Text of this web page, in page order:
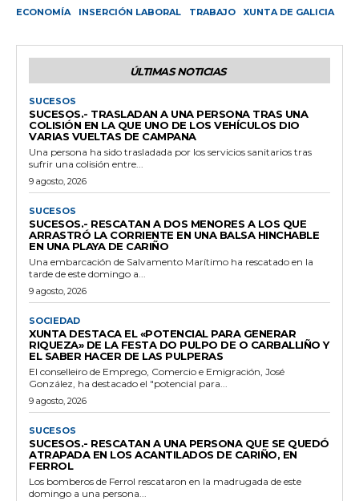
ECONOMÍA INSERCIÓN LABORAL TRABAJO XUNTA DE GALICIA
ÚLTIMAS NOTICIAS
SUCESOS
SUCESOS.- TRASLADAN A UNA PERSONA TRAS UNA
COLISIÓN EN LA QUE UNO DE LOS VEHÍCULOS DIO
VARIAS VUELTAS DE CAMPANA
Una persona ha sido trasladada por los servicios sanitarios tras
sufrir una colisión entre...
9 agosto, 2026
SUCESOS
SUCESOS.- RESCATAN A DOS MENORES A LOS QUE
ARRASTRÓ LA CORRIENTE EN UNA BALSA HINCHABLE
EN UNA PLAYA DE CARIÑO
Una embarcación de Salvamento Marítimo ha rescatado en la
tarde de este domingo a...
9 agosto, 2026
SOCIEDAD
XUNTA DESTACA EL «POTENCIAL PARA GENERAR
RIQUEZA» DE LA FESTA DO PULPO DE O CARBALLIÑO Y
EL SABER HACER DE LAS PULPERAS
El conselleiro de Emprego, Comercio e Emigración, José
González, ha destacado el "potencial para...
9 agosto, 2026
SUCESOS
SUCESOS.- RESCATAN A UNA PERSONA QUE SE QUEDÓ
ATRAPADA EN LOS ACANTILADOS DE CARIÑO, EN
FERROL
Los bomberos de Ferrol rescataron en la madrugada de este
domingo a una persona...